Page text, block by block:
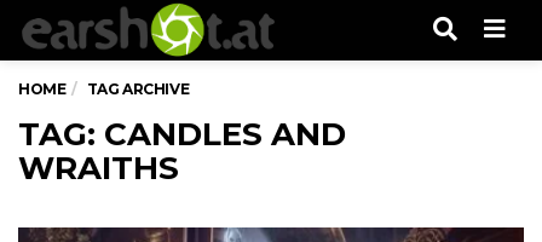
HOME TAG ARCHIVE
TAG: CANDLES AND
WRAITHS